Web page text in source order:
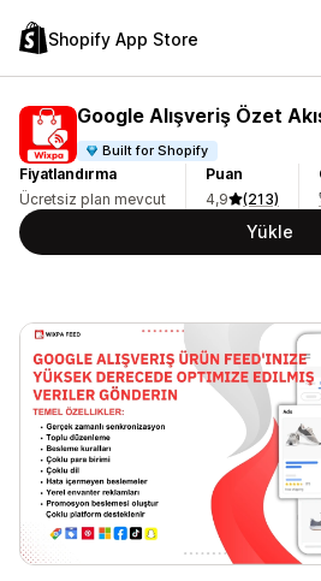
Shopify App Store
Google Alışveriş Özet
Built for Shopify
Fiyatlandırma
Ücretsiz plan mevcut
Puan
4,9
(213)
Yükle